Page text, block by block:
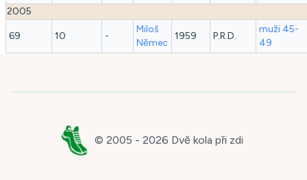
2005
69 10 -
Miloš
Němec
1959 P.R.D.
muži 45-
49
© 2005 - 2026 Dvě kola při zdi